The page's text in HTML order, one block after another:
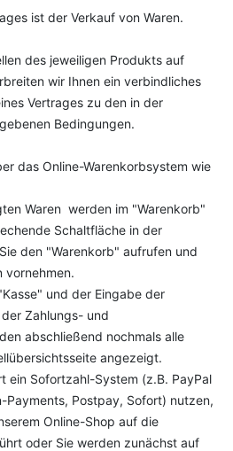
ist der Verkauf von Waren.
des jeweiligen Produkts auf
wir Ihnen ein verbindliches
Vertrages zu den in der
Bedingungen.
das Online-Warenkorbsystem wie
Waren werden im "Warenkorb"
Schaltfläche in der
den "Warenkorb" aufrufen und
vornehmen.
und der Eingabe der
Zahlungs- und
abschließend nochmals alle
angezeigt.
ein Sofortzahl-System (z.B. PayPal
Payments, Postpay, Sofort) nutzen,
Online-Shop auf die
oder Sie werden zunächst auf